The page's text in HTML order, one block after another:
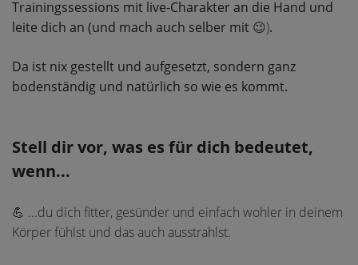
Trainingssessions mit live-Charakter an die Hand und
leite dich an (und mach auch selber mit 😉).
Da ist nix gestellt und aufgesetzt, sondern ganz
bodenständig und natürlich so wie es kommt.
Stell dir vor, was es für dich bedeutet,
wenn...
💪 ...du dich fitter, gesünder und einfach wohler in deinem
Körper fühlst und das auch ausstrahlst.